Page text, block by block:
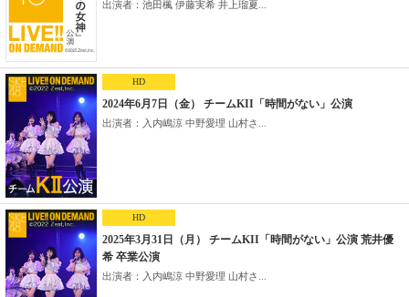
出演者：池田楓 伊藤実希 井上瑠夏...
HD
2024年6月7日（金） チームKII「時間がない」公演
出演者：入内嶋涼 中野愛理 山村さ...
HD
2025年3月31日（月） チームKII「時間がない」公演 荒井優
希 卒業公演
出演者：入内嶋涼 中野愛理 山村さ...